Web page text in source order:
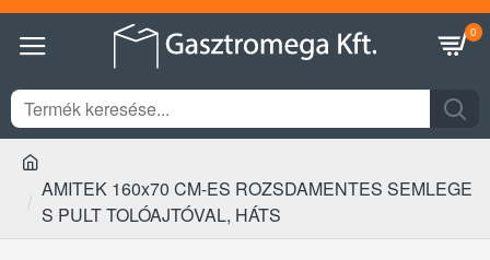
0
AMITEK 160x70 CM-ES ROZSDAMENTES SEMLEGE
S PULT TOLÓAJTÓVAL, HÁTS